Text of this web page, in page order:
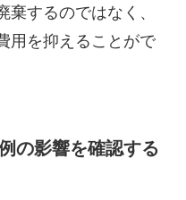
棄するのではなく、
用を抑えることがで
の影響を確認する